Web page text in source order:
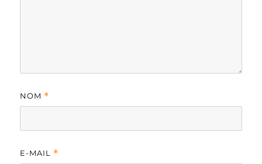
NOM *
E-MAIL *